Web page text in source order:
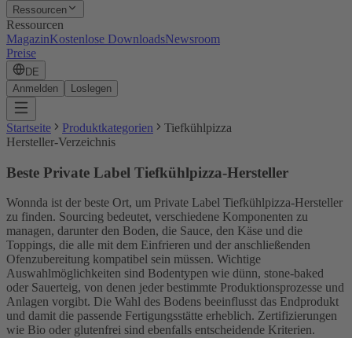
Ressourcen
Ressourcen
MagazinKostenlose DownloadsNewsroom
Preise
DE
Anmelden
Loslegen
Startseite Produktkategorien
Tiefkühlpizza
Hersteller-Verzeichnis
Beste Private Label Tiefkühlpizza-Hersteller
Wonnda ist der beste Ort, um Private Label Tiefkühlpizza-Hersteller
zu finden. Sourcing bedeutet, verschiedene Komponenten zu
managen, darunter den Boden, die Sauce, den Käse und die
Toppings, die alle mit dem Einfrieren und der anschließenden
Ofenzubereitung kompatibel sein müssen. Wichtige
Auswahlmöglichkeiten sind Bodentypen wie dünn, stone-baked
oder Sauerteig, von denen jeder bestimmte Produktionsprozesse und
Anlagen vorgibt. Die Wahl des Bodens beeinflusst das Endprodukt
und damit die passende Fertigungsstätte erheblich. Zertifizierungen
wie Bio oder glutenfrei sind ebenfalls entscheidende Kriterien.